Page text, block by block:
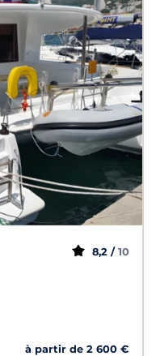
8,2 / 10
à partir de 2 600 €